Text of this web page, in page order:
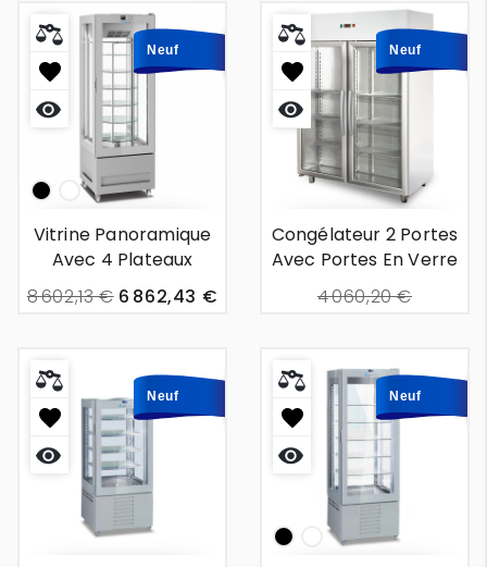
Neuf
noir White
Vitrine Panoramique
Avec 4 Plateaux
Rotatifs - Tangier -
450l
8 602,13 € 6 862,43 €
Neuf
Congélateur 2 Portes
Avec Portes En Verre
- Biarritz - 1m40
4 060,20 €
Neuf Neuf
noir White